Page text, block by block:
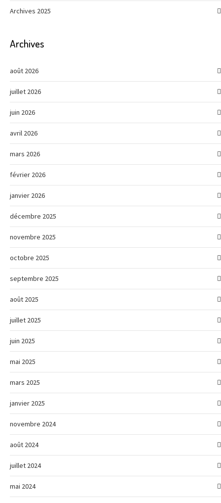
Archives 2025
Archives
août 2026
juillet 2026
juin 2026
avril 2026
mars 2026
février 2026
janvier 2026
décembre 2025
novembre 2025
octobre 2025
septembre 2025
août 2025
juillet 2025
juin 2025
mai 2025
mars 2025
janvier 2025
novembre 2024
août 2024
juillet 2024
mai 2024